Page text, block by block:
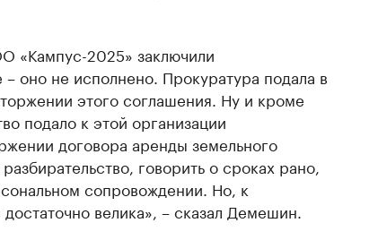
«Кампус-2025» заключили
оно не исполнено. Прокуратура подала в
этого соглашения. Ну и кроме
подало к этой организации
договора аренды земельного
говорить о сроках рано,
сопровождении. Но, к
велика», – сказал Демешин.